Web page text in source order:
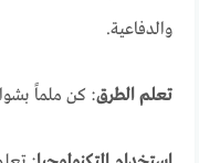
والدفاعية.
تعلم الطرق: كن ملماً